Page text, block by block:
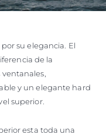
su elegancia. El
de la
y un elegante hard
superior.
esta toda una